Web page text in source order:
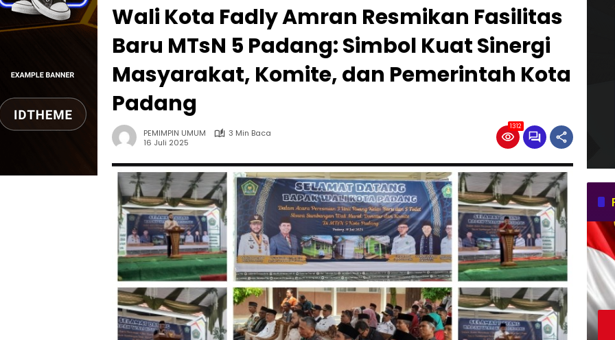
Wali Kota Fadly Amran Resmikan Fasilitas
Baru MTsN 5 Padang: Simbol Kuat Sinergi
Masyarakat, Komite, dan Pemerintah Kota
Padang
PEMIMPIN UMUM
3 Min Baca
16 Juli 2025
1312